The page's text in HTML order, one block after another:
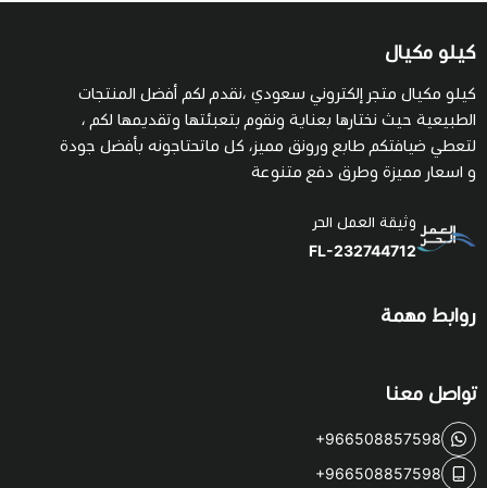
كيلو مكيال
كيلو مكيال متجر إلكتروني سعودي ،نقدم لكم أفضل المنتجات
الطبيعية حيث نختارها بعناية ونقوم بتعبئتها وتقديمها لكم ،
لتعطي ضيافتكم طابع ورونق مميز، كل ماتحتاجونه بأفضل جودة
و اسعار مميزة وطرق دفع متنوعة
وثيقة العمل الحر
FL-232744712
روابط مهمة
تواصل معنا
+966508857598
+966508857598